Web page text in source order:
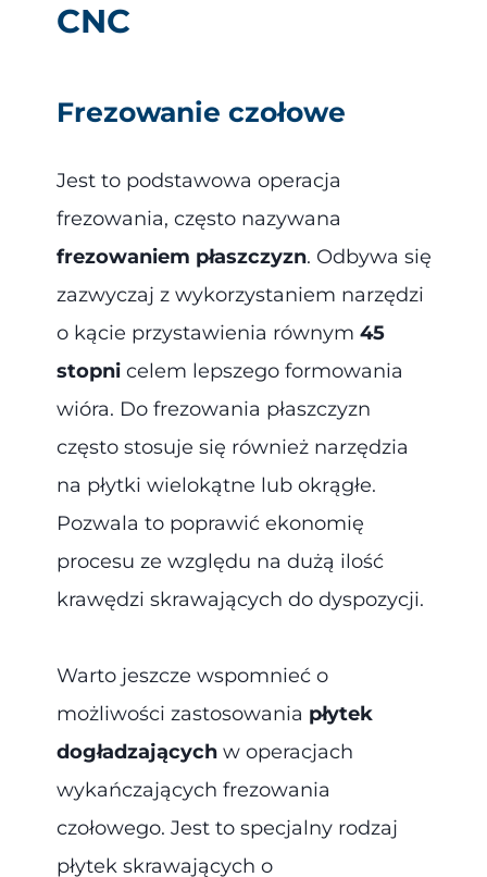
CNC
Frezowanie czołowe
Jest to podstawowa operacja
frezowania, często nazywana
frezowaniem płaszczyzn. Odbywa się
zazwyczaj z wykorzystaniem narzędzi
o kącie przystawienia równym 45
stopnicelem lepszego formowania
wióra. Do frezowania płaszczyzn
często stosuje się również narzędzia
na płytki wielokątne lub okrągłe.
Pozwala to poprawić ekonomię
procesu ze względu na dużą ilość
krawędzi skrawających do dyspozycji.
Warto jeszcze wspomnieć o
możliwości zastosowania płytek
dogładzającychw operacjach
wykańczających frezowania
czołowego. Jest to specjalny rodzaj
płytek skrawających o